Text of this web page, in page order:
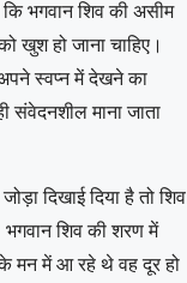
कि भगवान शिव की असीम
हो जाना चाहिए।
अपने स्वप्न में देखने का
संवेदनशील माना जाता
दिखाई दिया है तो शिव
शिव की शरण में
मन में आ रहे थे वह दूर हो